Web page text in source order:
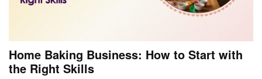
Home Baking Business: How to Start with
the Right Skills